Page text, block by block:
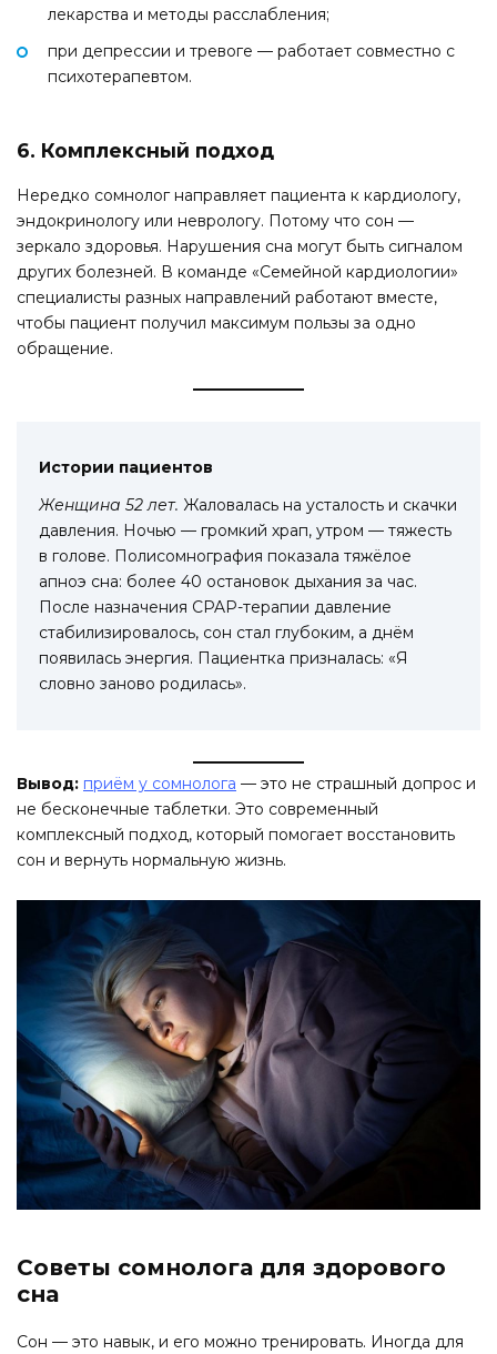
лекарства и методы расслабления;
при депрессии и тревоге — работает совместно с
психотерапевтом.
6. Комплексный подход
Нередко сомнолог направляет пациента к кардиологу,
эндокринологу или неврологу. Потому что сон —
зеркало здоровья. Нарушения сна могут быть сигналом
других болезней. В команде «Семейной кардиологии»
специалисты разных направлений работают вместе,
чтобы пациент получил максимум пользы за одно
обращение.
Истории пациентов
Женщина 52 лет. Жаловалась на усталость и скачки
давления. Ночью — громкий храп, утром — тяжесть
в голове. Полисомнография показала тяжёлое
апноэ сна: более 40 остановок дыхания за час.
После назначения CPAP-терапии давление
стабилизировалось, сон стал глубоким, а днём
появилась энергия. Пациентка призналась: «Я
словно заново родилась».
Вывод: приём у сомнолога — это не страшный допрос и
не бесконечные таблетки. Это современный
комплексный подход, который помогает восстановить
сон и вернуть нормальную жизнь.
Советы сомнолога для здорового
сна
Сон — это навык, и его можно тренировать. Иногда для